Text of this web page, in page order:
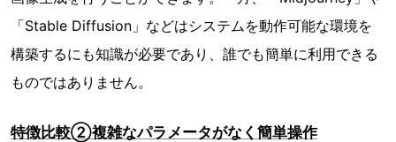
「Stable Diffusion」などはシステムを動作可能な環境を
構築するにも知識が必要であり、誰でも簡単に利用できる
ものではありません。
特徴比較②複雑なパラメータがなく簡単操作